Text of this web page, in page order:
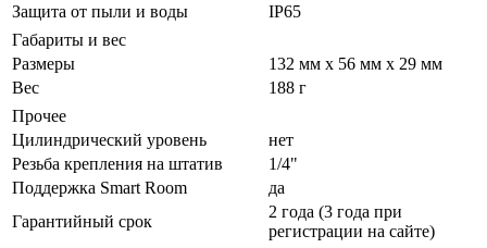
Защита от пыли и воды
IP65
Габариты и вес
Размеры
132 мм x 56 мм x 29 мм
Вес
188 г
Прочее
Цилиндрический уровень
нет
Резьба крепления на штатив
1/4"
Поддержка Smart Room
да
Гарантийный срок
2 года (3 года при
регистрации на сайте)